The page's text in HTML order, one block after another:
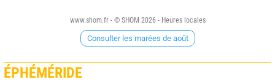
www.shom.fr - © SHOM 2026 - Heures locales
Consulter les marées de août
ÉPHÉMÉRIDE